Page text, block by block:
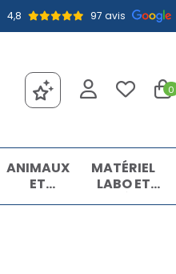
4,8 97 avis
0
ANIMAUX
ET
INSECTES
MATÉRIEL
LABO ET
MATIÈRES